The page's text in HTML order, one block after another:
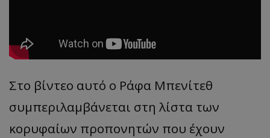
Στο βίντεο αυτό ο Ράφα Μπενίτεθ
συμπεριλαμβάνεται στη λίστα των
κορυφαίων προπονητών που έχουν